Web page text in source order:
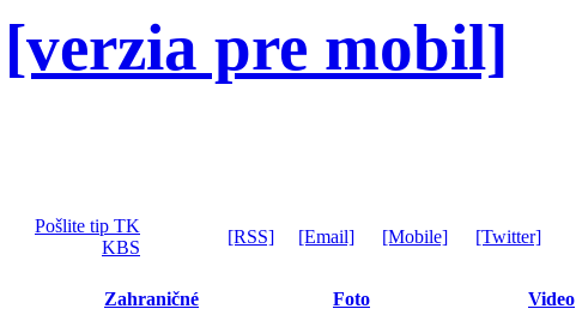
[verzia pre mobil]
Pošlite tip TK
KBS
[RSS] [Email] [Mobile] [Twitter]
Zahraničné Foto Video